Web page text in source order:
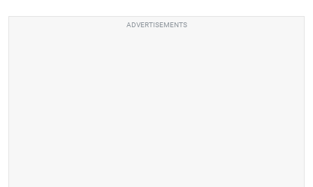
ADVERTISEMENTS